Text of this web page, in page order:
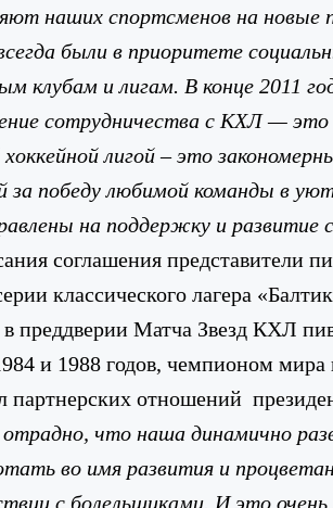
наших спортсменов на новые
были в приоритете
клубам и лигам. В конце 2011
сотрудничества с КХЛ — это
лигой – это
победу любимой команды в
на поддержку и развитие
соглашения представители
классического лагера
в преддверии Матча Звезд КХЛ
и 1988 годов, чемпионом мира
партнерских отношений
что наша динамично
во имя развития и
с болельщиками. И это